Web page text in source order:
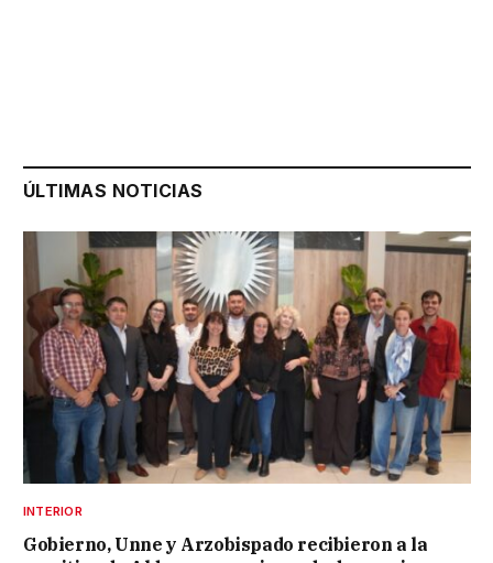
ÚLTIMAS NOTICIAS
INTERIOR
Gobierno, Unne y Arzobispado recibieron a la